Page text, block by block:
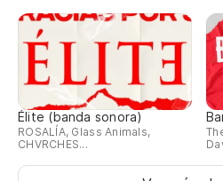
Élite (banda sonora)
ROSALÍA, Glass Animals,
CHVRCHES...